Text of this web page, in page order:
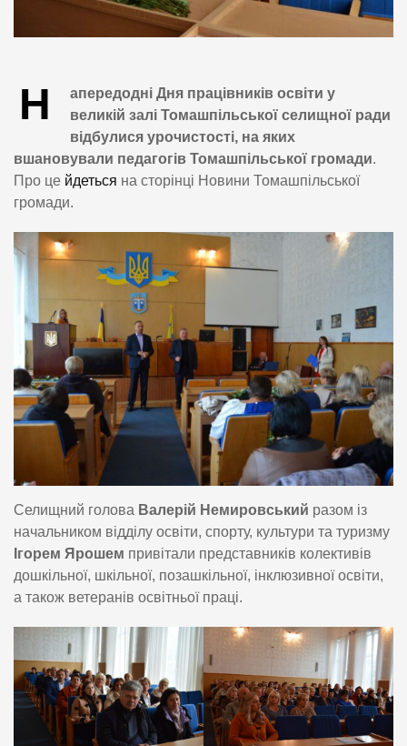
Н
апередодні Дня працівників освіти у
великій залі Томашпільської селищної ради
відбулися урочистості, на яких
вшановували педагогів Томашпільської громади.
Про це йдеться на сторінці Новини Томашпільської
громади.
Селищний голова Валерій Немировський разом із
начальником відділу освіти, спорту, культури та туризму
Ігорем Ярошем привітали представників колективів
дошкільної, шкільної, позашкільної, інклюзивної освіти,
а також ветеранів освітньої праці.